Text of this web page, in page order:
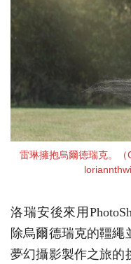
雷琳擁抱烏爾德瑞克。
洛瑞安後來用
除烏爾德瑞克的韁繩
夢幻攝影製作之旅的